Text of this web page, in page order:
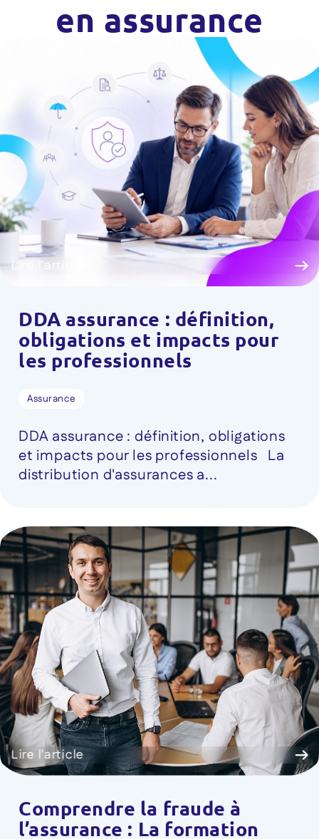
en assurance
Lire l'article
DDA assurance : définition,
obligations et impacts pour
les professionnels
Assurance
DDA assurance : définition, obligations
et impacts pour les professionnels La
distribution d'assurances a...
Lire l'article
Comprendre la fraude à
l’assurance : La formation